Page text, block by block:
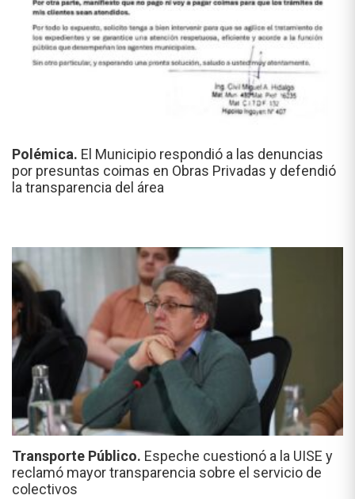
Polémica. El Municipio respondió a las denuncias
por presuntas coimas en Obras Privadas y defendió
la transparencia del área
Transporte Público. Espeche cuestionó a la UISE y
reclamó mayor transparencia sobre el servicio de
colectivos